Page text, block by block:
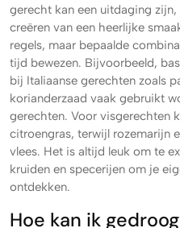
gerecht kan een uitdaging
creëren van een heerlijke
regels, maar bepaalde
tijd bewezen. Bijvoorbeeld,
bij Italiaanse gerechten zoals
korianderzaad vaak gebruikt
gerechten. Voor visgerechten
citroengras, terwijl rozemarijn
vlees. Het is altijd leuk om te
kruiden en specerijen om je
ontdekken.
Hoe kan ik